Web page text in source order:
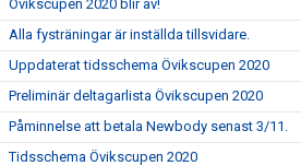
Övikscupen 2020 blir av!
Alla fysträningar är inställda tillsvidare.
Uppdaterat tidsschema Övikscupen 2020
Preliminär deltagarlista Övikscupen 2020
Påminnelse att betala Newbody senast 3/11.
Tidsschema Övikscupen 2020